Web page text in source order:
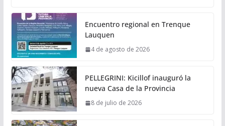
Encuentro regional en Trenque
Lauquen
4 de agosto de 2026
PELLEGRINI: Kicillof inauguró la
nueva Casa de la Provincia
8 de julio de 2026